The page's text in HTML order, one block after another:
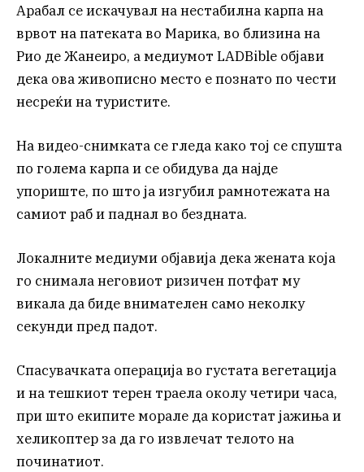
Арабал се искачувал на нестабилна карпа на
врвот на патеката во Марика, во близина на
Рио де Жанеиро, а медиумот LADBible објави
дека ова живописно место е познато по чести
несреќи на туристите.
На видео-снимката се гледа како тој се спушта
по голема карпа и се обидува да најде
упориште, по што ја изгубил рамнотежата на
самиот раб и паднал во бездната.
Локалните медиуми објавија дека жената која
го снимала неговиот ризичен потфат му
викала да биде внимателен само неколку
секунди пред падот.
Спасувачката операција во густата вегетација
и на тешкиот терен траела околу четири часа,
при што екипите морале да користат јажиња и
хеликоптер за да го извлечат телото на
починатиот.